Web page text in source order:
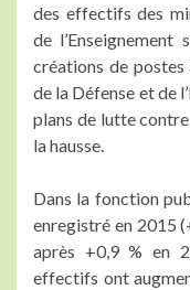
des effectifs des
de l’Enseignement
créations de postes
de la Défense et de
plans de lutte
la hausse.
Dans la fonction
enregistré en 2015
après +0,9 % en
effectifs ont